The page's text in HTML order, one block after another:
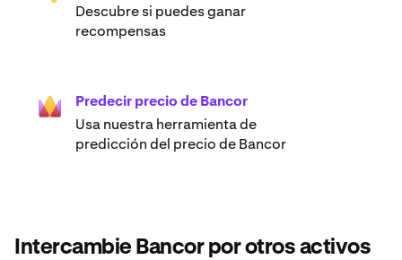
Descubre si puedes ganar
recompensas
Predecir precio de Bancor
Usa nuestra herramienta de
predicción del precio de Bancor
Intercambie Bancor por otros activos